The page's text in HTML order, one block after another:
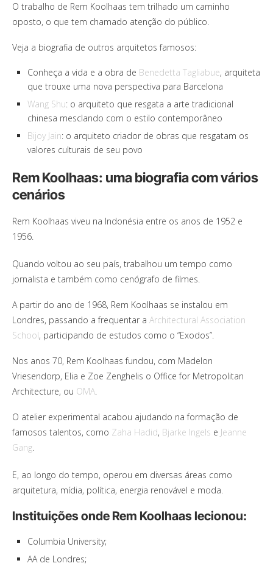
O trabalho de Rem Koolhaas tem trilhado um caminho
oposto, o que tem chamado atenção do público.
Veja a biografia de outros arquitetos famosos:
Conheça a vida e a obra de Benedetta Tagliabue, arquiteta
que trouxe uma nova perspectiva para Barcelona
Wang Shu: o arquiteto que resgata a arte tradicional
chinesa mesclando com o estilo contemporâneo
Bijoy Jain: o arquiteto criador de obras que resgatam os
valores culturais de seu povo
Rem Koolhaas: uma biografia com vários
cenários
Rem Koolhaas viveu na Indonésia entre os anos de 1952 e
1956.
Quando voltou ao seu país, trabalhou um tempo como
jornalista e também como cenógrafo de filmes.
A partir do ano de 1968, Rem Koolhaas se instalou em
Londres, passando a frequentar a Architectural Association
School, participando de estudos como o “Exodos”.
Nos anos 70, Rem Koolhaas fundou, com Madelon
Vriesendorp, Elia e Zoe Zenghelis o Office for Metropolitan
Architecture, ou OMA.
O atelier experimental acabou ajudando na formação de
famosos talentos, como Zaha Hadid, Bjarke Ingels e Jeanne
Gang.
E, ao longo do tempo, operou em diversas áreas como
arquitetura, mídia, política, energia renovável e moda.
Instituições onde Rem Koolhaas lecionou:
Columbia University;
AA de Londres;